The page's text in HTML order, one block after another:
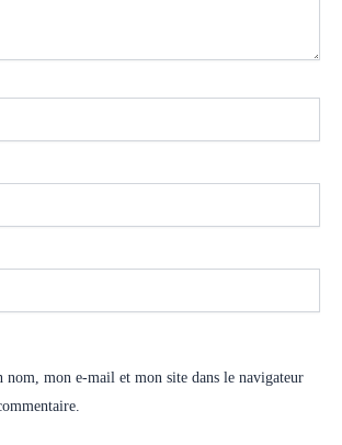
nom, mon e-mail et mon site dans le navigateur